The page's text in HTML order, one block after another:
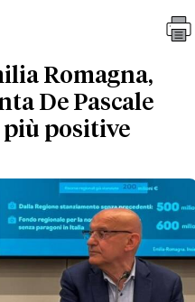
Romagna,
De Pascale
positive